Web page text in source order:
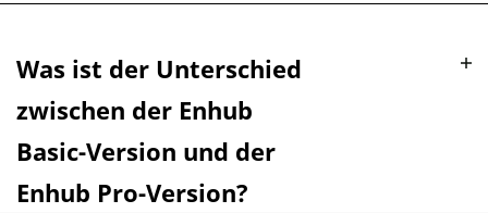
Was ist der Unterschied
zwischen der Enhub
Basic-Version und der
Enhub Pro-Version?